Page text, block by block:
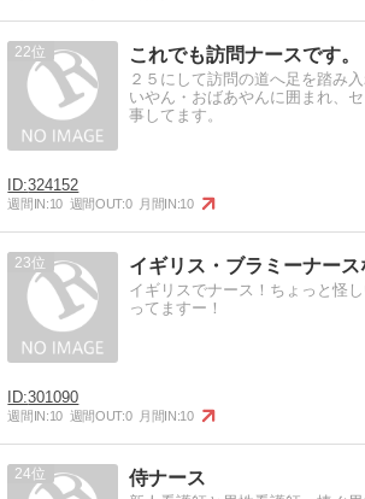
22 これでも訪問ナースです。
２５にして訪問の道へ足を踏み
いやん・おばあやんに囲まれ、
事してます。
324152
週間IN:10 週間OUT:0 月間IN:10
23 イギリス・ブラミーナース
イギリスでナース！ちょっと怪
ってますー！
301090
週間IN:10 週間OUT:0 月間IN:10
24 侍ナース